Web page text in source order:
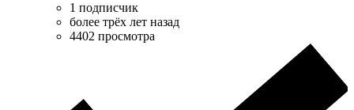
1 подписчик
более трёх лет назад
4402 просмотра